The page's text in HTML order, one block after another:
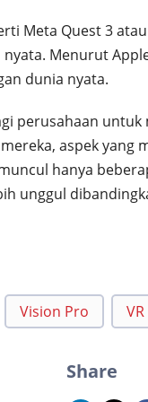
Meta Quest 3
Menurut
dunia nyata.
perusahaan
aspek yang
hanya
unggul
Vision Pro VR
Share